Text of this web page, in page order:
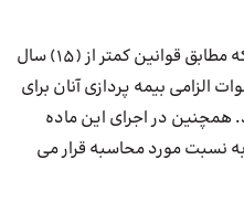
بر اساس این ابلاغیه بیمه پردازانی که مطابق قوانین کمتر از (۱۵) سال
الزامی بیمه پردازی آنان برای
در اجرای این ماده
نسبت مورد محاسبه قرار می